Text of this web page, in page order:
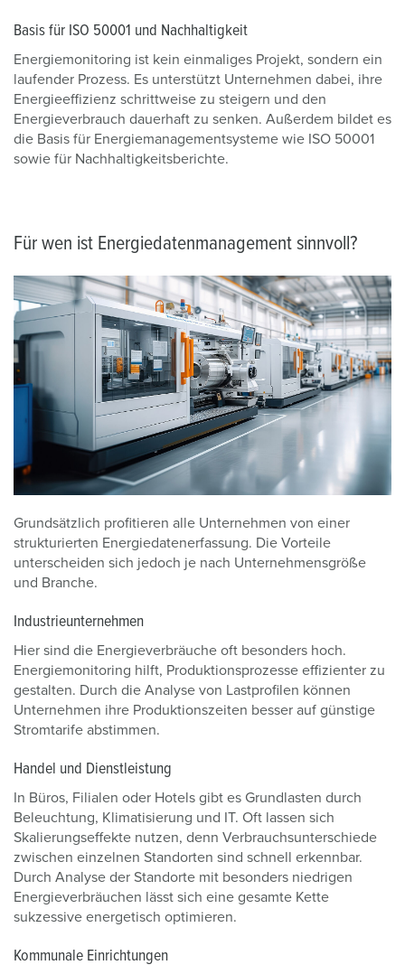
Basis für ISO 50001 und Nachhaltigkeit
Energiemonitoring ist kein einmaliges Projekt, sondern ein
laufender Prozess. Es unterstützt Unternehmen dabei, ihre
Energieeffizienz schrittweise zu steigern und den
Energieverbrauch dauerhaft zu senken. Außerdem bildet es
die Basis für Energiemanagementsysteme wie ISO 50001
sowie für Nachhaltigkeitsberichte.
Für wen ist Energiedatenmanagement sinnvoll?
Grundsätzlich profitieren alle Unternehmen von einer
strukturierten Energiedatenerfassung. Die Vorteile
unterscheiden sich jedoch je nach Unternehmensgröße
und Branche.
Industrieunternehmen
Hier sind die Energieverbräuche oft besonders hoch.
Energiemonitoring hilft, Produktionsprozesse effizienter zu
gestalten. Durch die Analyse von Lastprofilen können
Unternehmen ihre Produktionszeiten besser auf günstige
Stromtarife abstimmen.
Handel und Dienstleistung
In Büros, Filialen oder Hotels gibt es Grundlasten durch
Beleuchtung, Klimatisierung und IT. Oft lassen sich
Skalierungseffekte nutzen, denn Verbrauchsunterschiede
zwischen einzelnen Standorten sind schnell erkennbar.
Durch Analyse der Standorte mit besonders niedrigen
Energieverbräuchen lässt sich eine gesamte Kette
sukzessive energetisch optimieren.
Kommunale Einrichtungen